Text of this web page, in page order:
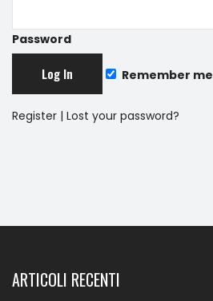
Password
Remember me
Register | Lost your password?
ARTICOLI RECENTI